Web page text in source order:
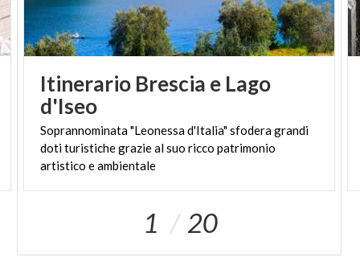
Itinerario Brescia e Lago
d'Iseo
Soprannominata "Leonessa d'Italia" sfodera grandi
doti turistiche grazie al suo ricco patrimonio
artistico e ambientale
1 20